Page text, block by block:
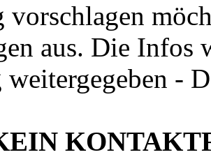
vorschlagen
aus. Die Infos
-